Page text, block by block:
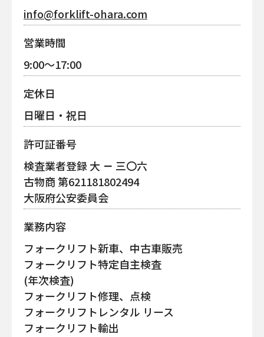
info@forklift-ohara.com
営業時間
9:00〜17:00
定休日
日曜日・祝日
許可証番号
検査業者登録 大 － 三〇六
古物商 第621181802494
大阪府公安委員会
業務内容
フォークリフト新車、中古車販売
フォークリフト特定自主検査
(年次検査)
フォークリフト修理、点検
フォークリフトレンタル リース
フォークリフト輸出